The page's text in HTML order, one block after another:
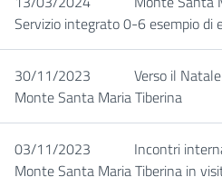
Servizio integrato 0-6 esempio di
30/11/2023
Verso il
Monte Santa Maria Tiberina
03/11/2023
Incontri
Monte Santa Maria Tiberina in